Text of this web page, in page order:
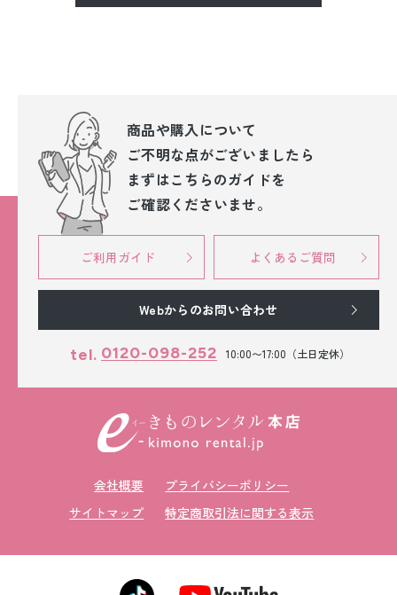
商品や購入について
ご不明な点がございましたら
まずはこちらのガイドを
ご確認くださいませ。
ご利用ガイド よくあるご質問
Webからのお問い合わせ
tel. 0120-098-252 10:00〜17:00（土日定休）
会社概要
プライバシーポリシー
サイトマップ
特定商取引法に関する表示